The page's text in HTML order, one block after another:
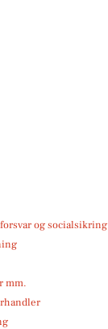
og socialsikring
mm.